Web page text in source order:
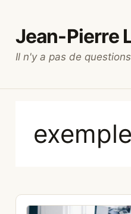
contenu
Jean-Pierre
Il n'y a pas de
exemple